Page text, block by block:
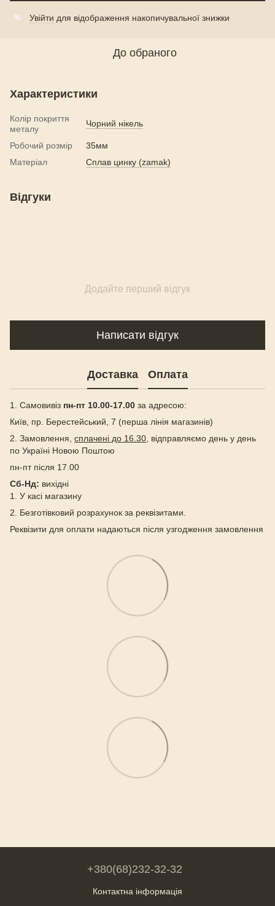
% Увійти для відображення накопичувальної знижки
До обраного
Характеристики
Колір покриття
металу
Чорний нікель
Робочий розмір
35мм
Матеріал
Сплав цинку (zamak)
Відгуки
Додайте перший відгук
Написати відгук
Доставка Оплата
1. Самовивіз пн-пт 10.00-17.00 за адресою:
Київ, пр. Берестейський, 7 (перша лінія магазинів)
2. Замовлення, сплачені до 16.30, відправляємо день у день
по Україні Новою Поштою
пн-пт після 17.00
Сб-Нд: вихідні
1. У касі магазину
2. Безготівковий розрахунок за реквізитами.
Реквізити для оплати надаються після узгодження замовлення
+380(68)232-32-32
Контактна інформація